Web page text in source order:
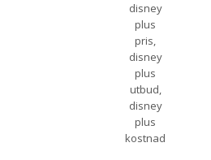
disney
plus
pris,
disney
plus
utbud,
disney
plus
kostnad